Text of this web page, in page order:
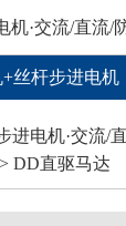
机·交流/直流/
丝杆步进电机
谐波减速机
进电机·交流/
> DD直驱马达